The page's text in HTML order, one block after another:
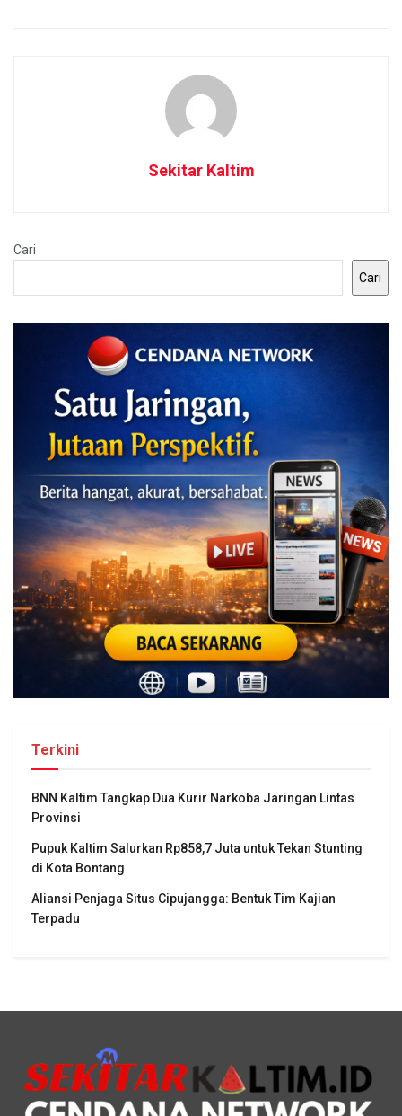
Sekitar Kaltim
Cari
Cari
Terkini
BNN Kaltim Tangkap Dua Kurir Narkoba Jaringan Lintas
Provinsi
Pupuk Kaltim Salurkan Rp858,7 Juta untuk Tekan Stunting
di Kota Bontang
Aliansi Penjaga Situs Cipujangga: Bentuk Tim Kajian
Terpadu